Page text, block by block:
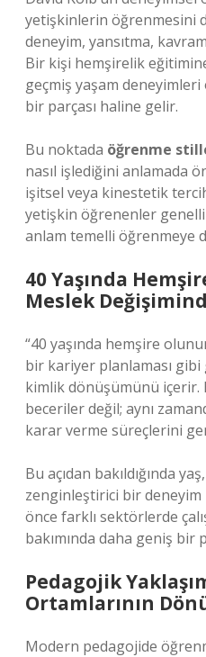
yetişkinlerin öğrenmesini
deneyim, yansıtma,
Bir kişi hemşirelik
geçmiş yaşam
bir parçası haline gelir.
Bu noktada öğrenme
nasıl işlediğini anlamada
işitsel veya kinestetik
yetişkin öğrenenler
anlam temelli öğrenmeye
40 Yaşında
Meslek
“40 yaşında hemşire
bir kariyer planlaması
kimlik dönüşümünü içerir.
beceriler değil; aynı
karar verme süreçlerini
Bu açıdan bakıldığında
zenginleştirici bir deneyim
önce farklı sektörlerde
bakımında daha geniş
Pedagojik
Ortamlarının
Modern pedagojide